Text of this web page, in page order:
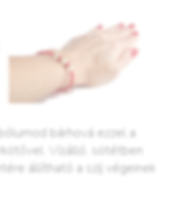
bárhová ezzel a
Vízálló, sötétben
állítható a szíj végeinek